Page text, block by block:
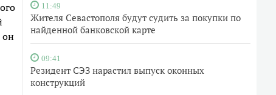
11:49
Жителя Севастополя будут судить за покупки по
найденной банковской карте
09:41
Резидент СЭЗ нарастил выпуск оконных
конструкций